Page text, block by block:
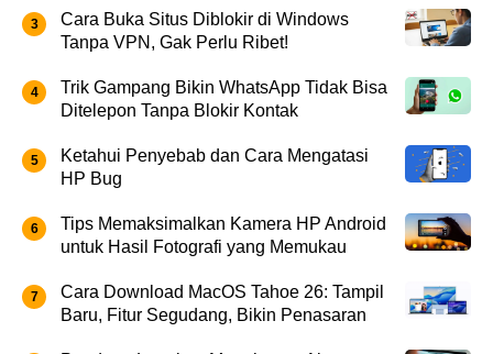
Cara Buka Situs Diblokir di Windows
Tanpa VPN, Gak Perlu Ribet!
Trik Gampang Bikin WhatsApp Tidak Bisa
Ditelepon Tanpa Blokir Kontak
Ketahui Penyebab dan Cara Mengatasi
HP Bug
Tips Memaksimalkan Kamera HP Android
untuk Hasil Fotografi yang Memukau
Cara Download MacOS Tahoe 26: Tampil
Baru, Fitur Segudang, Bikin Penasaran